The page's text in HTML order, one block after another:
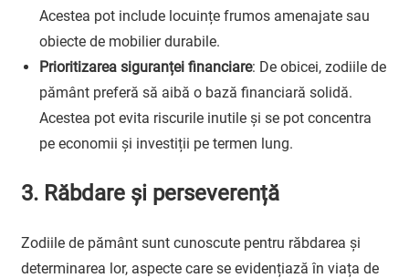
Acestea pot include locuințe frumos amenajate sau
obiecte de mobilier durabile.
Prioritizarea siguranței financiare: De obicei, zodiile de
pământ preferă să aibă o bază financiară solidă.
Acestea pot evita riscurile inutile și se pot concentra
pe economii și investiții pe termen lung.
3. Răbdare și perseverență
Zodiile de pământ sunt cunoscute pentru răbdarea și
determinarea lor, aspecte care se evidențiază în viața de